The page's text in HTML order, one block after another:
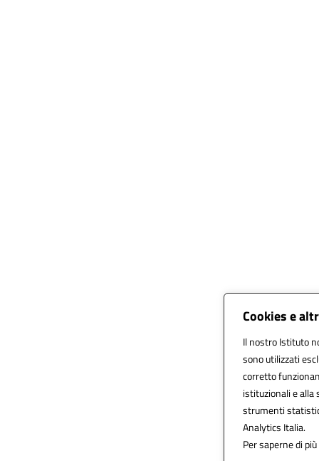
Cookies e
Il nostro Istituto
sono utilizzati
corretto
istituzionali e alla
strumenti
Analytics Italia.
Per saperne di